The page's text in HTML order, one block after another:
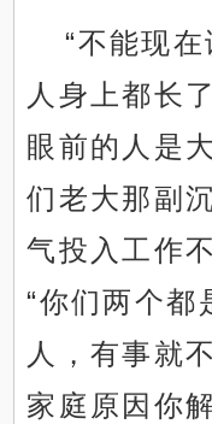
“不能现
人身上都长
眼前的人是
们老大那副
气投入工作
“你们两个都
人，有事就
家庭原因你